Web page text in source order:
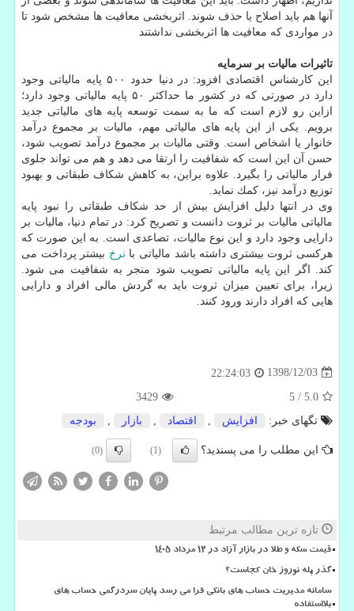
آنها هم باید اصلاح یا حذف شوند. اثربخشی معافیت ها مشخص شود تا
در مواردی كه معافیت ها اثربخشی نداشتند
تاثیرات مالیات بر سرمایه
این كارشناس اقتصادی افزود: در دنیا حدود ۵۰۰ پایه مالیاتی وجود
دارد در صورتی كه در كشور ما حداكثر ۵۰ پایه مالیاتی وجود دارد؛
ازاین رو لازم است كه ما به سمت توسعه پایه های مالیاتی جدید
برویم. یكی از این پایه های مالیاتی مهم، مالیات بر مجموع درآمد
خانوار یا اشخاص است. وقتی مالیات بر مجموع درآمد تصویب شود،
حسن آن این است كه شفافیت را ارتقا می دهد و هم می تواند جلوی
فرار مالیاتی را بگیرد. علاوه براین، به كاهش شكاف طبقاتی و بهبود
توزیع درآمد نیز، كمك نماید.
وی در انتها دلیل افزایش بیش از حد شكاف طبقاتی را نبود پایه
مالیاتی مالیات بر ثروت دانست و تصریح كرد: در تمام دنیا، مالیات بر
دارایی وجود دارد و این نوع مالیات، تصاعدی است. به این صورت كه
هركسی ثروت بیشتری داشته باشد مالیاتی با نرخ بیشتر پرداخت می
كند. اگر این پایه مالیاتی تصویب شود منجر به شفافیت می شود.
زیرا، برای تعیین میزان ثروت باید به گردش مالی افراد و دارایی
هایی كه افراد دارند ورود كنند.
1398/12/03
22:24:03
5.0
/
5
3429
تگهای خبر:
افزایش اقتصاد بازار بودجه
این مطلب را می پسندید؟ (1)
(0)
تازه ترین مطالب مرتبط
قیمت سکه و طلا در بازار آزاد در ۱۲ مرداد ۱۴۰۵
گذر پله نوروز خان کجاست؟
سامانه مدیریت حساب های بانکی فرا می رسد پایان سردرگمی حساب های
بلااستفاده